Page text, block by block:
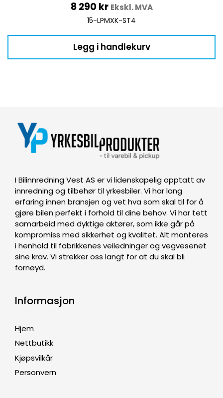
8 290 kr Ekskl. MVA
15-LPMXK-ST4
Legg i handlekurv
I Bilinnredning Vest AS er vi lidenskapelig opptatt av
innredning og tilbehør til yrkesbiler. Vi har lang
erfaring innen bransjen og vet hva som skal til for å
gjøre bilen perfekt i forhold til dine behov. Vi har tett
samarbeid med dyktige aktører, som ikke går på
kompromiss med sikkerhet og kvalitet. Alt monteres
i henhold til fabrikkenes veiledninger og vegvesenet
sine krav. Vi strekker oss langt for at du skal bli
fornøyd.
Informasjon
Hjem
Nettbutikk
Kjøpsvilkår
Personvern